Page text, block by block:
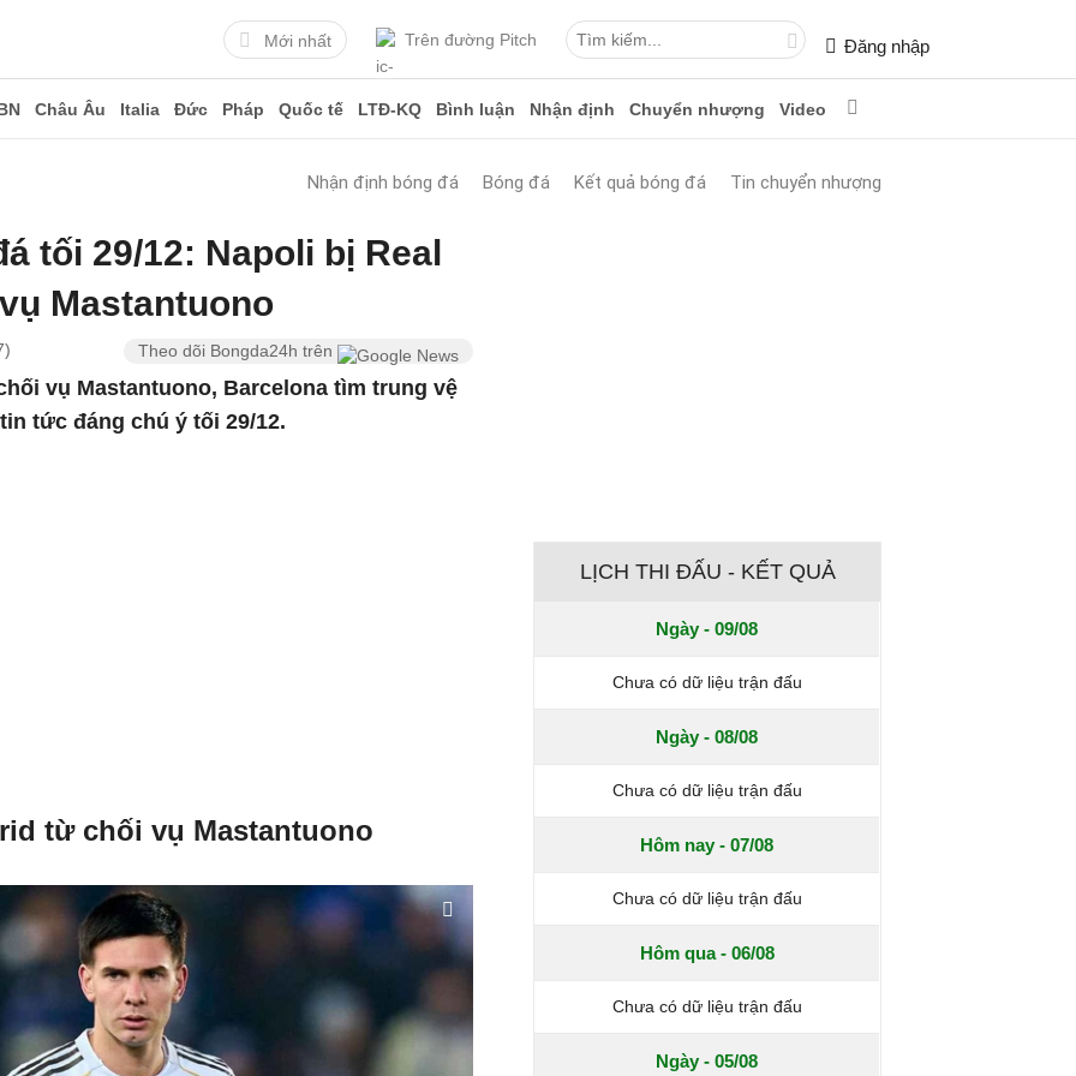
Mới nhất Trên đường Pitch Đăng nhập
Châu Âu Italia Đức Pháp Quốc tế LTĐ-KQ Bình luận Nhận định Chuyển nhượng Video
Nhận định bóng đá Bóng đá Kết quả bóng đá Tin chuyển nhượng
tối 29/12: Napoli bị Real
Mastantuono
Theo dõi Bongda24h trên
vụ Mastantuono, Barcelona tìm trung vệ
tức đáng chú ý tối 29/12.
từ chối vụ Mastantuono
LỊCH THI ĐẤU - KẾT QUẢ
Ngày - 09/08
Chưa có dữ liệu trận đấu
Ngày - 08/08
Chưa có dữ liệu trận đấu
Hôm nay - 07/08
Chưa có dữ liệu trận đấu
Hôm qua - 06/08
Chưa có dữ liệu trận đấu
Ngày - 05/08